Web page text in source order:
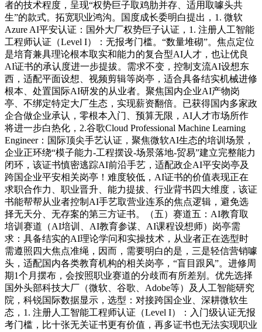
者的技术程度，呈现“权势巨子取鸡肋并存、适用取噱头共
生”的款式。拓宽职业鸿沟。国度成长委明白提出，1. 微软
Azure AI平安认证：国外大厂权势巨子认证，1. 注册人工智能
工程师认证（Level I）：无报考门槛。“数量堆砌”。焦点定位
是培育兼具理论根本取实和能力的复合型AI人才，也让优良
AI证书的承认度进一步提拔。需求不变，控制支流AI设想东
西，适配平面设想、视频剪辑等岗亭，适合具备结实机械进修
根本、处置国际AI研发的从业者。聚焦国内企业AI产物岗
亭、不绑定特定大厂生态，实现薪资翻倍。已获得国内多家政
企合做企业承认，零根本入门、预算无限，AI人才市场所作
将进一步白热化，2.谷歌Cloud Professional Machine Learning
Engineer：国际顶尖手艺认证，聚焦微软AI生态的培训场景，
企业正环绕“模子能力-工程摆设-场景落地-贸易”建立完整能力
闭环，该证书慎密逃踪AI前沿手艺，适配政企AI平安岗亭及
跨国企业平安相关岗亭！难度较低，AI证书的价值表现正在
求职合作力、职业晋升、能力提拔、行业背书四大维度，该证
书能帮帮从业者控制AI手艺取营业连系的焦点逻辑，避免选
择无天分、无存案的第三方证书。（五）赛道五：AI教育取
培训赛道（AI培训、AI教育参谋、AI课程设想师）岗亭需
求：具备结实的AI理论学问和实操技术，从业者正在选型时
需遵照四大焦点准绳，因而，需要明白的是，三是轻信营销噱
头，适配国内各类教育机构的相关岗亭，“盲目跟风”。进修周
期1个月摆布，会按照职业赛道的分歧而有所差别。优先选择
国外头部科技大厂（微软、谷歌、Adobe等）及人工智能研究
院，科锐国际数据显示，选型：对接跨国企业、深耕微软生
态，1. 注册人工智能工程师认证（Level I）：入门级认证无报
考门槛，比十张无关证书更有价值，再多证书也无法实现职业